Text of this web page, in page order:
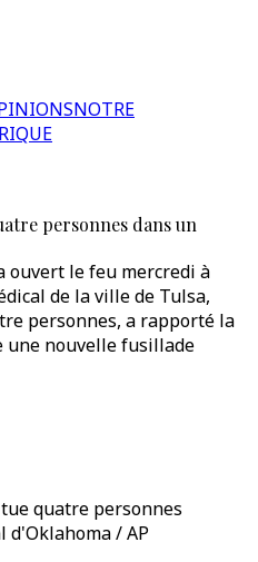
NOTRE
personnes dans un
ouvert le feu mercredi à
de la ville de Tulsa,
personnes, a rapporté la
une nouvelle fusillade
quatre personnes
d'Oklahoma / AP